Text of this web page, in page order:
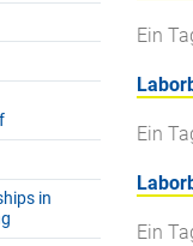
in
Ein
Ein
Ein